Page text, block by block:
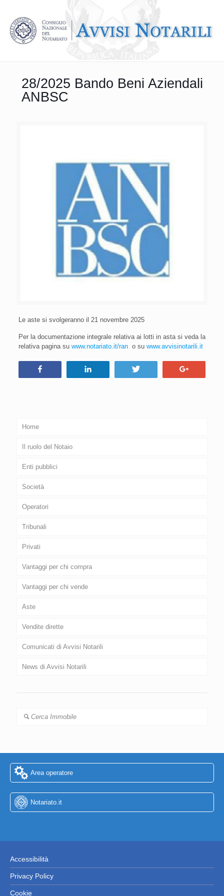
28/2025 Bando Beni Aziendali
ANBSC
Le aste si svolgeranno il 21 novembre 2025
Per la documentazione integrale relativa ai lotti in asta si veda la
relativa pagina su www.notariato.it/rano su www.avvisinotarili.it
Home
Il ruolo del Notaio
Enti pubblici
Società
Operatori
Tribunali
Privati
Vantaggi per chi compra
Vantaggi per chi vende
Aste
Vendite dirette
Comunicati di Avvisi Notarili
News di Avvisi Notarili
Cerca Immobile
Area operatore
Notariato.it
Accessibilità
Privacy Policy
Cookie